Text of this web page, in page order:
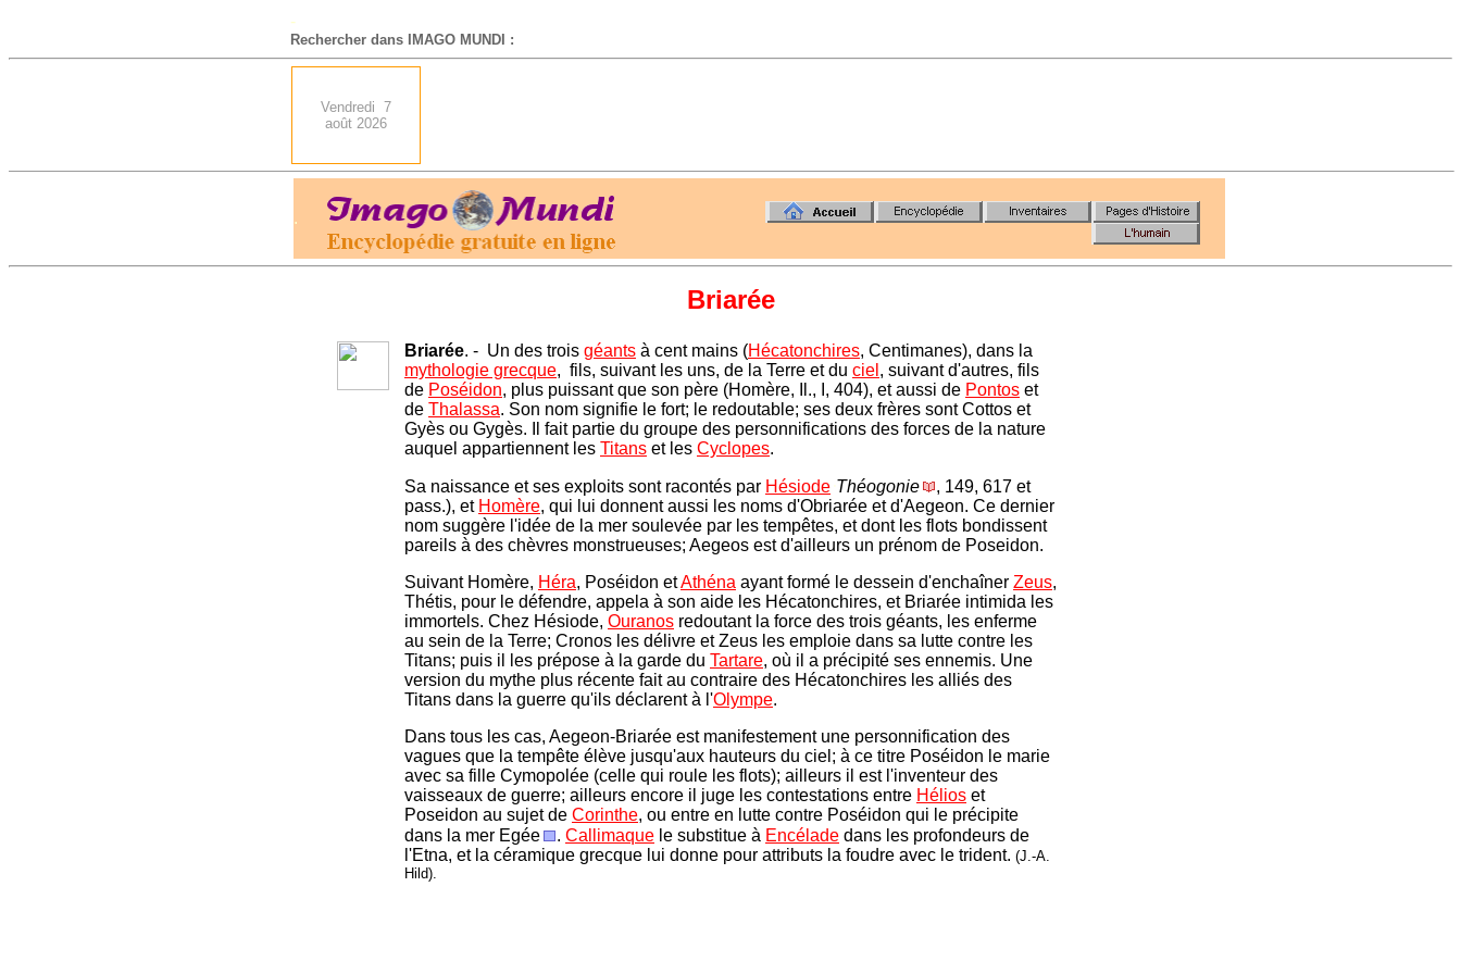
-
Rechercher dans IMAGO MUNDI :
Vendredi 7
août 2026
.
Briarée
Briarée. - Un des trois géants à cent mains (Hécatonchires, Centimanes), dans la
mythologie grecque, fils, suivant les uns, de la Terre et du ciel , suivant d'autres, fils
de Poséidon, plus puissant que son père (Homère, Il., I, 404), et aussi de Pontos et
de Thalassa. Son nom signifie le fort; le redoutable; ses deux frères sont Cottos et
Gyès ou Gygès. Il fait partie du groupe des personnifications des forces de la nature
auquel appartiennent les Titans et les Cyclopes.
Sa naissance et ses exploits sont racontés par Hésiode 'Théogonie
, 149, 617 et
pass.), et Homère, qui lui donnent aussi les noms d'Obriarée et d'Aegeon. Ce dernier
nom suggère l'idée de la mer soulevée par les tempêtes, et dont les flots bondissent
pareils à des chèvres monstrueuses; Aegeos est d'ailleurs un prénom de Poseidon.
Suivant Homère, Héra, Poséidon etAthéna ayant formé le dessein d'enchaîner Zeus,
Thétis, pour le défendre, appela à son aide les Hécatonchires, et Briarée intimida les
immortels. Chez Hésiode, Ouranos redoutant la force des trois géants, les enferme
au sein de la Terre; Cronos les délivre et Zeus les emploie dans sa lutte contre les
Titans; puis il les prépose à la garde du Tartare, où il a précipité ses ennemis. Une
version du mythe plus récente fait au contraire des Hécatonchires les alliés des
Titans dans la guerre qu'ils déclarent à l'Olympe.
Dans tous les cas, Aegeon-Briarée est manifestement une personnification des
vagues que la tempête élève jusqu'aux hauteurs du ciel; à ce titre Poséidon le marie
avec sa fille Cymopolée (celle qui roule les flots); ailleurs il est l'inventeur des
vaisseaux de guerre; ailleurs encore il juge les contestations entre Hélios et
Poseidon au sujet de Corinthe, ou entre en lutte contre Poséidon qui le précipite
dans la mer Egée
. Callimaque le substitue à Encélade dans les profondeurs de
l'Etna, et la céramique grecque lui donne pour attributs la foudre avec le trident. (J.-A.
Hild).